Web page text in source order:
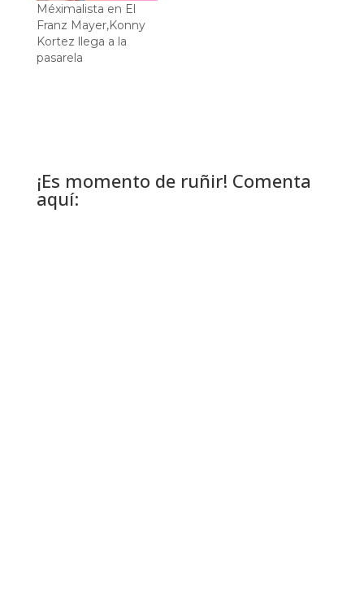
Méximalista en El
Franz Mayer,Konny
Kortez llega a la
pasarela
¡Es momento de ruñir! Comenta
aquí: